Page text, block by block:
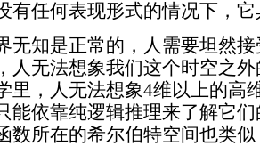
有任何表现形式的情况下，
无知是正常的，人需要坦然
人无法想象我们这个时空之
里，人无法想象4维以上的高
能依靠纯逻辑推理来了解它
数所在的希尔伯特空间也类